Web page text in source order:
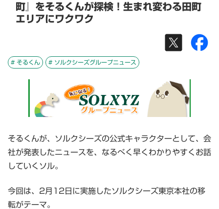
町』をそるくんが探検！生まれ変わる田町
エリアにワクワク
# そるくん # ソルクシーズグループニュース
そるくんが、ソルクシーズの公式キャラクターとして、会
社が発表したニュースを、なるべく早くわかりやすくお話
していくソル。
今回は、2月12日に実施したソルクシーズ東京本社の移
転がテーマ。